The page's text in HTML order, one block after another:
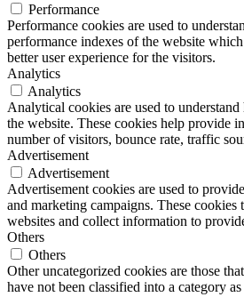
Performance
Performance cookies are used to
performance indexes of the website
better user experience for the visitors.
Analytics
Analytics
Analytical cookies are used to
the website. These cookies help provide
number of visitors, bounce rate, traffic
Advertisement
Advertisement
Advertisement cookies are used to
and marketing campaigns. These cookies
websites and collect information to
Others
Others
Other uncategorized cookies are those
have not been classified into a category as